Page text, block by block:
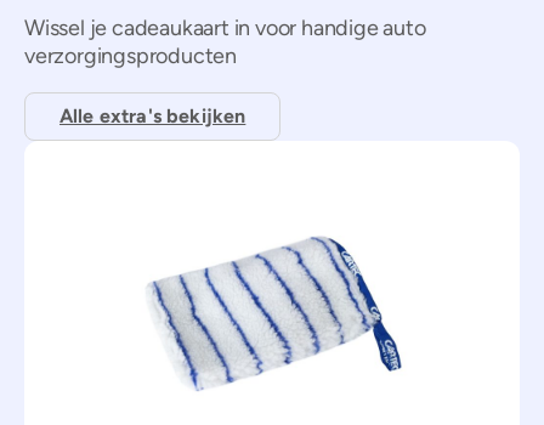
Wissel je cadeaukaart in voor handige auto
verzorgingsproducten
Alle extra's bekijken